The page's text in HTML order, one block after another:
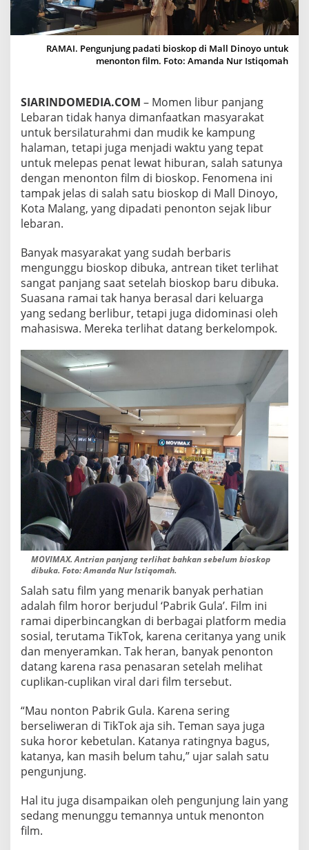
A
I
N
O
M
A
L
A
N
G
R
A
O
L
E
P
E
N
U
U
N
G
RAMAI. Pengunjung padati bioskop di Mall Dinoyo untuk
menonton film. Foto: Amanda Nur Istiqomah
SIARINDOMEDIA.COM – Momen libur panjang
Lebaran tidak hanya dimanfaatkan masyarakat
untuk bersilaturahmi dan mudik ke kampung
halaman, tetapi juga menjadi waktu yang tepat
untuk melepas penat lewat hiburan, salah satunya
dengan menonton film di bioskop. Fenomena ini
tampak jelas di salah satu bioskop di Mall Dinoyo,
Kota Malang, yang dipadati penonton sejak libur
lebaran.
Banyak masyarakat yang sudah berbaris
mengunggu bioskop dibuka, antrean tiket terlihat
sangat panjang saat setelah bioskop baru dibuka.
Suasana ramai tak hanya berasal dari keluarga
yang sedang berlibur, tetapi juga didominasi oleh
mahasiswa. Mereka terlihat datang berkelompok.
MOVIMAX. Antrian panjang terlihat bahkan sebelum bioskop
dibuka. Foto: Amanda Nur Istiqomah.
Salah satu film yang menarik banyak perhatian
adalah film horor berjudul ‘Pabrik Gula’. Film ini
ramai diperbincangkan di berbagai platform media
sosial, terutama TikTok, karena ceritanya yang unik
dan menyeramkan. Tak heran, banyak penonton
datang karena rasa penasaran setelah melihat
cuplikan-cuplikan viral dari film tersebut.
“Mau nonton Pabrik Gula. Karena sering
berseliweran di TikTok aja sih. Teman saya juga
suka horor kebetulan. Katanya ratingnya bagus,
katanya, kan masih belum tahu,” ujar salah satu
pengunjung.
Hal itu juga disampaikan oleh pengunjung lain yang
sedang menunggu temannya untuk menonton
film.